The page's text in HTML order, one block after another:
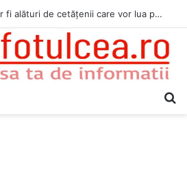
Jandarmii tulceni vor fi alături de cetățenii care vor lua parte la Festivalul Folk Țestos